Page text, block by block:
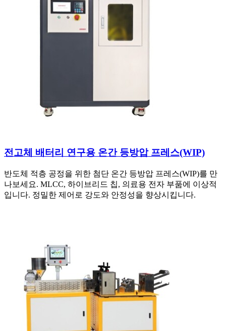
전고체 배터리 연구용 온간 등방압 프레스(WIP)
반도체 적층 공정을 위한 첨단 온간 등방압 프레스(WIP)를 만
나보세요. MLCC, 하이브리드 칩, 의료용 전자 부품에 이상적
입니다. 정밀한 제어로 강도와 안정성을 향상시킵니다.